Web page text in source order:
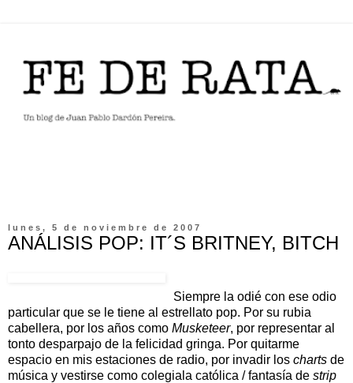
lunes, 5 de noviembre de 2007
ANÁLISIS POP: IT´S BRITNEY, BITCH
Siempre la odié con ese odio
particular que se le tiene al estrellato pop. Por su rubia
cabellera, por los años como Musketeer, por representar al
tonto desparpajo de la felicidad gringa. Por quitarme
espacio en mis estaciones de radio, por invadir los charts de
música y vestirse como colegiala católica / fantasía de strip